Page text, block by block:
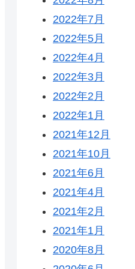
2022年7月
2022年5月
2022年4月
2022年3月
2022年2月
2022年1月
2021年12月
2021年10月
2021年6月
2021年4月
2021年2月
2021年1月
2020年8月